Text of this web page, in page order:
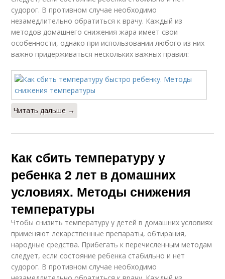
судорог. В противном случае необходимо
незамедлительно обратиться к врачу. Каждый из
методов домашнего снижения жара имеет свои
особенности, однако при использовании любого из них
важно придерживаться нескольких важных правил:
Читать дальше →
Как сбить температуру у
ребенка 2 лет в домашних
условиях. Методы снижения
температуры
Чтобы снизить температуру у детей в домашних условиях
применяют лекарственные препараты, обтирания,
народные средства. Прибегать к перечисленным методам
следует, если состояние ребенка стабильно и нет
судорог. В противном случае необходимо